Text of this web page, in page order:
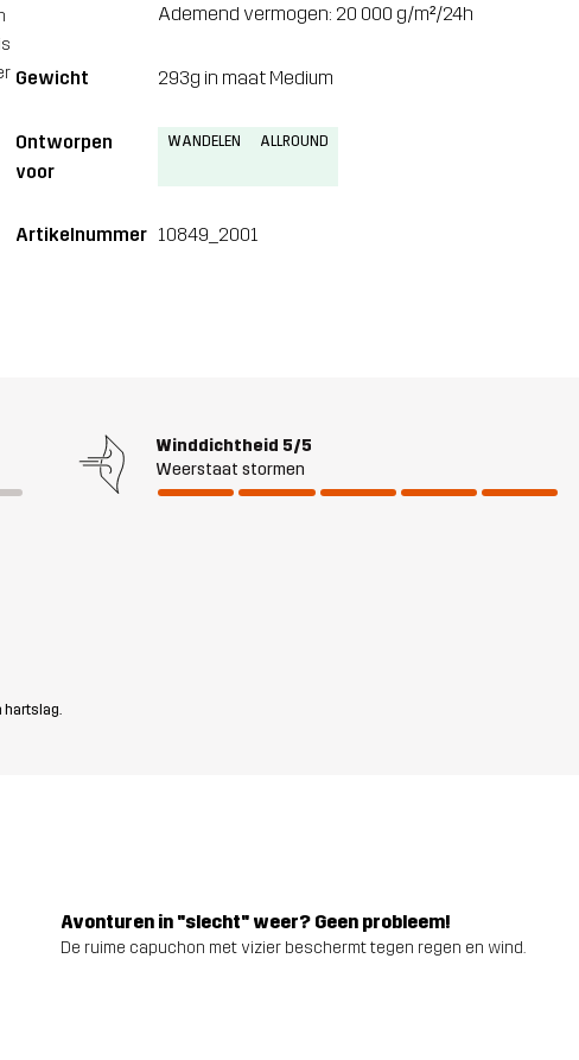
Ademend vermogen: 20 000 g/m²/24h
Gewicht 293g in maat Medium
Ontworpen
voor
WANDELEN ALLROUND
Artikelnummer 10849_2001
Winddichtheid 5/5
Weerstaat stormen
hartslag.
Avonturen in "slecht" weer? Geen probleem!
De ruime capuchon met vizier beschermt tegen regen en wind.